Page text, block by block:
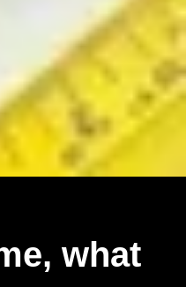
what